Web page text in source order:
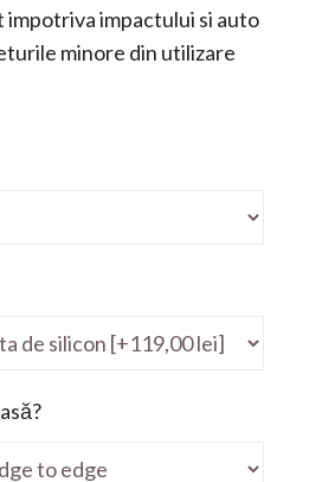
impotriva impactului si auto
minore din utilizare